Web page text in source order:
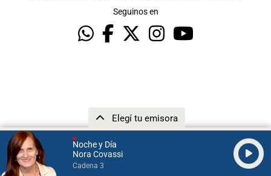
Noche y Día
Nora Covassi
Cadena 3
Elegí tu emisora
Seguinos en